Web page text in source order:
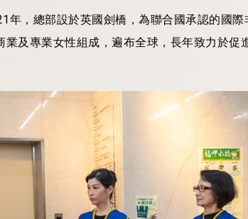
年，總部設於英國劍橋，為聯合國承認的國際
業及專業女性組成，遍布全球，長年致力於促